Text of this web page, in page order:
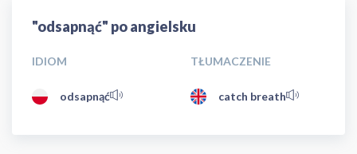
"odsapnąć" po angielsku
IDIOM TŁUMACZENIE
odsapnąć catch breath